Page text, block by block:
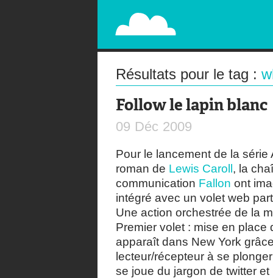
PAPERPLANE
STREET, AMBIENT, GUÉRILLA MARKETING
Résultats pour le tag :
Follow le lapin blanc
09 Déc 2009
Pour le lancement de la
roman de Lewis Caroll , la
communication Fallon ont
intégré avec un volet web
Une action orchestrée de la
Premier volet : mise en place
apparaît dans New York
lecteur/récepteur à se
se joue du jargon de twitter